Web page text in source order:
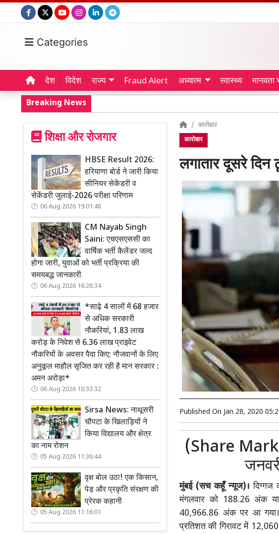
Categories
देश विदेश राज्य Fraud Alert अध्यात्म स्वास्थ्य मानवता
Breaking News
शिक्षा और रोजगार
HBSE Result 2026:
हरियाणा बोर्ड ने जारी किया
सीनियर सेकेंडरी व
सेकेंडरी जुलाई-2026 परीक्षा परिणाम
06 Aug 2026 19:01:48
CM Nayab Singh
Saini: एचएसएससी का
वार्षिक भर्ती कैलेंडर जल्द
होगा जारी, युवाओं को भर्ती प्रक्रिया की
समयबद्ध जानकारी
06 Aug 2026 16:26:34
*साढ़े 4 सालों में 68 हजार
से अधिक सरकारी
नौकरियां, 1.83 लाख
करोड़ के निवेश से 6.36 लाख प्राइवेट
नौकरियों के अवसर पैदा किए: नौजवानों के लिए
अनुकूल माहौल सृजित कर रही है मान सरकार :
अमन अरोड़ा*
06 Aug 2026 10:33:32
Sirsa News: नाथूसरी
चौपटा के खिलाड़ियों ने
किया विद्यालय और क्षेत्र
का नाम रोशन
05 Aug 2026 11:36:44
वृक्ष बोल उठा! एक किसान,
पेड़ और प्रकृति संरक्षण की
प्रेरक कहानी
05 Aug 2026 11:16:01
कारोबार
कारोबार
लगातार दूसरे दिन
Published On Jan 28, 2020
(Share
मुंबई (सच कहूँ न्यूज)। दिग्गज
मंगलवार को 188.26 अंक
40,966.86 अंक पर आ
प्रतिशत की गिरावट में